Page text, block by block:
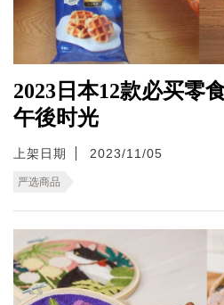
2023日本12款必买零
午後时光
上架日期 2023/11/05
严选商品